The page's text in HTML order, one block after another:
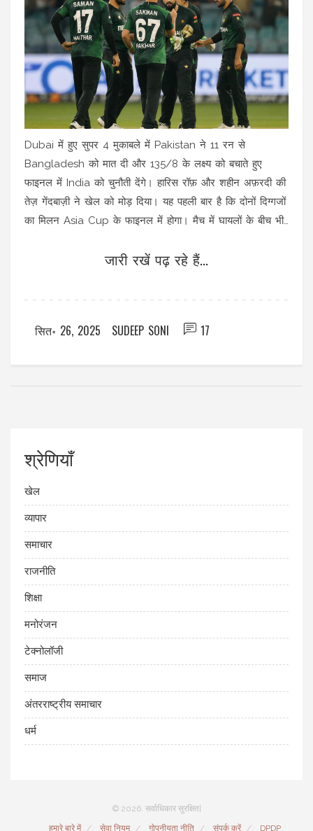
Dubai में हुए सुपर 4 मुकाबले में Pakistan ने 11 रन से
Bangladesh को मात दी और 135/8 के लक्ष्य को बचाते हुए
फाइनल में India को चुनौती देंगे। हारिस रॉफ़ और शहीन अफ़रदी की
तेज़ गेंदबाज़ी ने खेल को मोड़ दिया। यह पहली बार है कि दोनों दिग्गजों
का मिलन Asia Cup के फाइनल में होगा। मैच में घायलों के बीच भी
जारी रखें पढ़ रहे हैं...
सित॰ 26, 2025 SUDEEP SONI 17
श्रेणियाँ
खेल
व्यापार
समाचार
राजनीति
शिक्षा
मनोरंजन
टेक्नोलॉजी
समाज
अंतरराष्ट्रीय समाचार
धर्म
© 2026. सर्वाधिकार सुरक्षित|
हमारे बारे में
सेवा नियम गोपनीयता नीति संपर्क करें DPDP